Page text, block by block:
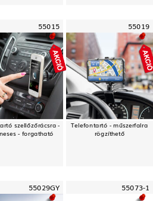
55015
szellőzőrácsra -
- forgatható
55019
Telefontartó - műszerfalra
rögzíthető
55029GY 55073-1